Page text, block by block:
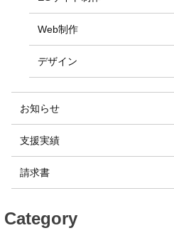
Web制作
デザイン
お知らせ
支援実績
請求書
Category